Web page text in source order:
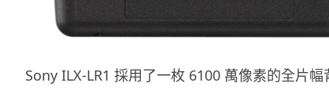
Sony ILX-LR1 採用了一枚 6100 萬像素的全片